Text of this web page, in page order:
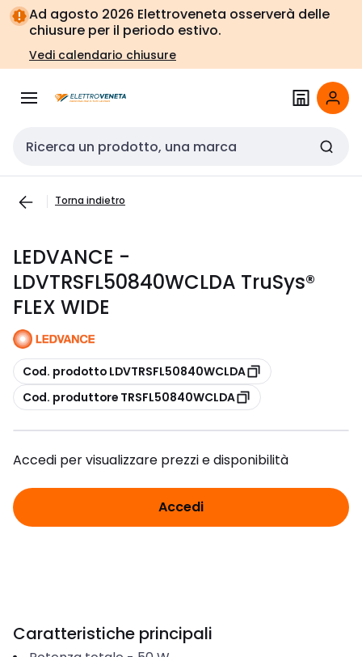
Vai alla
navigazione
Vai
alla
pagina
Ad agosto 2026 Elettroveneta osserverà delle
chiusure per il periodo estivo.
Vedi calendario chiusure
Cerca input
Torna indietro
LEDVANCE -
LDVTRSFL50840WCLDA TruSys®
FLEX WIDE
copia
Cod. prodotto LDVTRSFL50840WCLDA
copia
Cod. produttore TRSFL50840WCLDA
Accedi per visualizzare prezzi e disponibilità
Accedi
Caratteristiche principali